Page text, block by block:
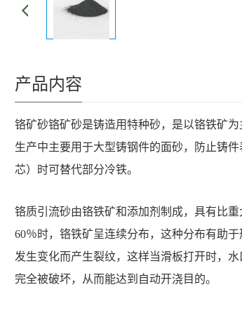
产品内容
铬矿砂铬矿砂是铸造用特种砂，是以铬铁矿
生产中主要用于大型铸钢件的面砂，防止铸
芯）时可替代部分冷铁。
铬质引流砂由铬铁矿和添加剂制成，具有比
60％时，铬铁矿呈连续分布，这种分布有助
发生变化而产生裂纹，这样当滑板打开时，
完全被破坏，从而能达到自动开浇目的。